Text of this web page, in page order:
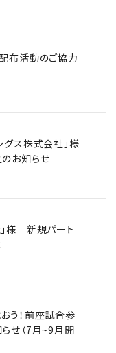
布活動のご協力
グス株式会社」様
お知らせ
様 新規パート
う！前座試合参
せ（7月~9月開